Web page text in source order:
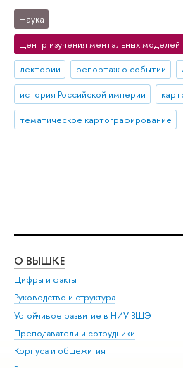
Наука
Центр изучения ментальных моделей
лектории
репортаж о событии
история Российской империи
тематическое картографирование
О ВЫШКЕ
Цифры и факты
Руководство и структура
Устойчивое развитие в НИУ ВШЭ
Преподаватели и сотрудники
Корпуса и общежития